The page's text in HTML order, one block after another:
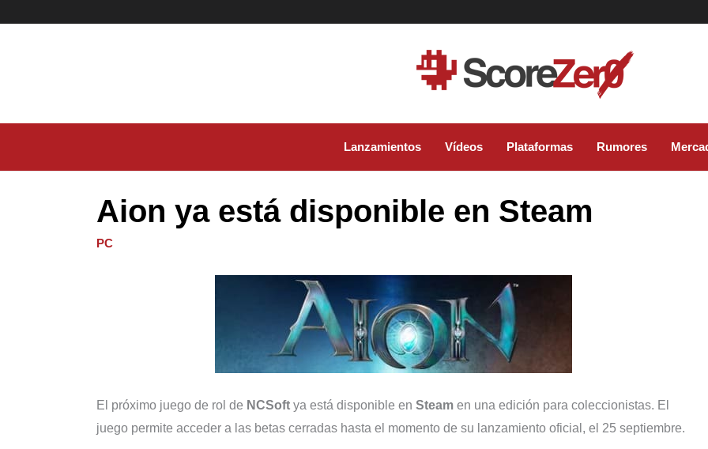
Lanzamientos Vídeos Plataformas Rumores
Aion ya está disponible en Steam
PC
El próximo juego de rol de NCSoft ya está disponible en Steam en una edición para coleccionistas. El
juego permite acceder a las betas cerradas hasta el momento de su lanzamiento oficial, el 25 septiembre.